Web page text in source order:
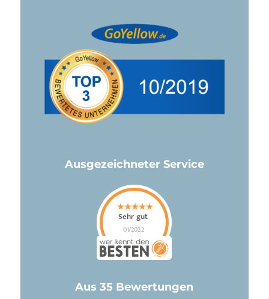
Ausgezeichneter Service
Aus 35 Bewertungen